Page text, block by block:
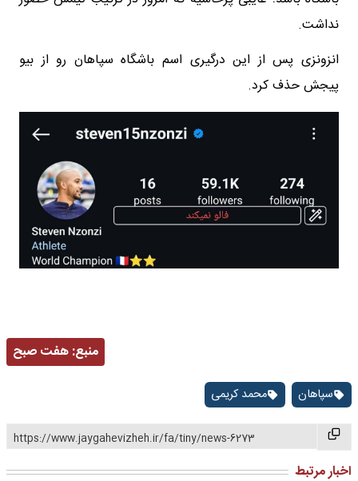
نداشت.
انزونزی پس از این درگیری اسم باشگاه سپاهان رو از بیو
پیجش حذف کرد.
منبع:هفت صبح
سپاهان محمد کریمی
https://www.jaygahevizheh.ir/fa/tiny/news-6273
اخبار مرتبط